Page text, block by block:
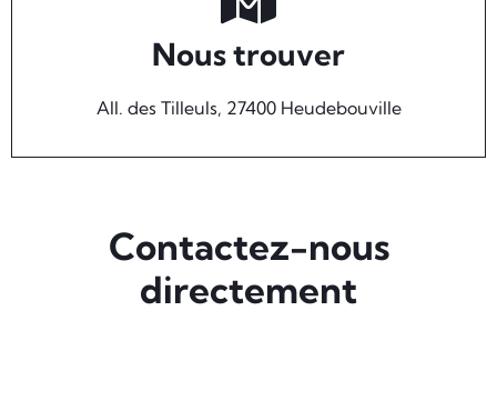
Nous trouver
All. des Tilleuls, 27400 Heudebouville
Contactez-nous
directement